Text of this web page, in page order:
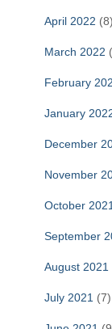
April 2022 (8)
March 2022
February
January
December
November
October 2021
September
August 2021
July 2021 (7)